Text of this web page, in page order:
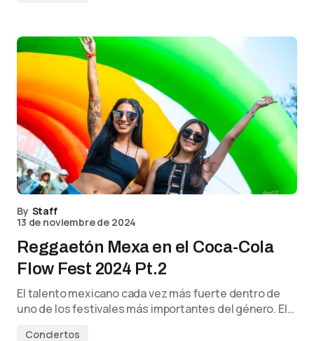
By Staff
13 de noviembre de 2024
Reggaetón Mexa en el Coca-Cola
Flow Fest 2024 Pt.2
El talento mexicano cada vez más fuerte dentro de
uno de los festivales más importantes del género. El…
Conciertos